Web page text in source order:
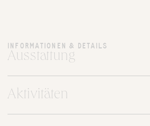
INFORMATIONEN & DETAILS
Ausstattung
Aktivitäten